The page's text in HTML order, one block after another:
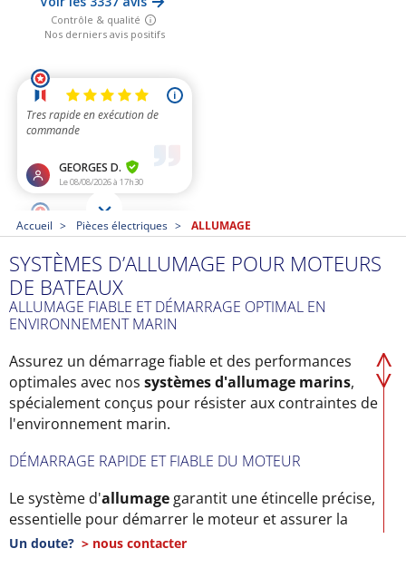
Accueil Pièces électriques ALLUMAGE
SYSTÈMES D’ALLUMAGE POUR MOTEURS
DE BATEAUX
ALLUMAGE FIABLE ET DÉMARRAGE OPTIMAL EN
ENVIRONNEMENT MARIN
Assurez un démarrage fiable et des performances
optimales avec nos systèmes d'allumage marins,
spécialement conçus pour résister aux contraintes de
l'environnement marin.
DÉMARRAGE RAPIDE ET FIABLE DU MOTEUR
Le système d'allumage garantit une étincelle précise,
essentielle pour démarrer le moteur et assurer la
combustion dans toutes les conditions.
Un doute? > nous contacter